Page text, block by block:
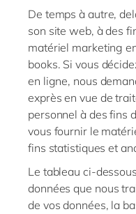
De temps à autre,
son site web, à des
matériel marketing
books. Si vous
en ligne, nous
exprès en vue de
personnel à des fins
vous fournir le
fins statistiques et
Le tableau ci-
données que nous
de vos données, la